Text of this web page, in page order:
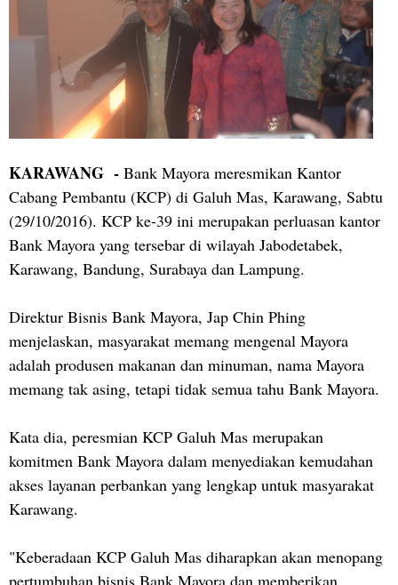
KARAWANG - Bank Mayora meresmikan Kantor
Cabang Pembantu (KCP) di Galuh Mas, Karawang, Sabtu
(29/10/2016). KCP ke-39 ini merupakan perluasan kantor
Bank Mayora yang tersebar di wilayah Jabodetabek,
Karawang, Bandung, Surabaya dan Lampung.
Direktur Bisnis Bank Mayora, Jap Chin Phing
menjelaskan, masyarakat memang mengenal Mayora
adalah produsen makanan dan minuman, nama Mayora
memang tak asing, tetapi tidak semua tahu Bank Mayora.
Kata dia, peresmian KCP Galuh Mas merupakan
komitmen Bank Mayora dalam menyediakan kemudahan
akses layanan perbankan yang lengkap untuk masyarakat
Karawang.
"Keberadaan KCP Galuh Mas diharapkan akan menopang
pertumbuhan bisnis Bank Mayora dan memberikan